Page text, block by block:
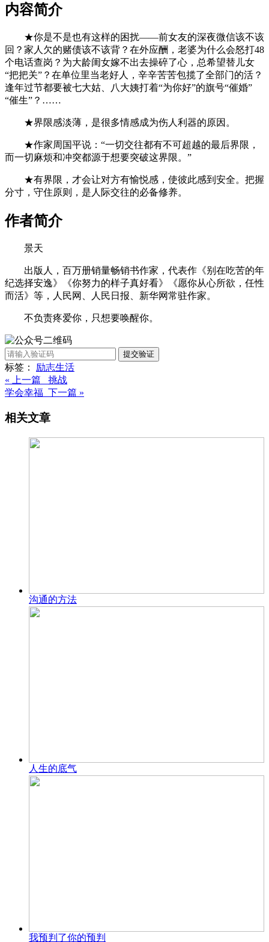
内容简介
★你是不是也有这样的困扰——前女友的深夜微信该不该
回？家人欠的赌债该不该背？在外应酬，老婆为什么会怒打48
个电话查岗？为大龄闺女嫁不出去操碎了心，总希望替儿女
“把把关”？在单位里当老好人，辛辛苦苦包揽了全部门的活？
逢年过节都要被七大姑、八大姨打着“为你好”的旗号“催婚”
“催生”？……
★界限感淡薄，是很多情感成为伤人利器的原因。
★作家周国平说：“一切交往都有不可超越的最后界限，
而一切麻烦和冲突都源于想要突破这界限。”
★有界限，才会让对方有愉悦感，使彼此感到安全。把握
分寸，守住原则，是人际交往的必备修养。
作者简介
景天
出版人，百万册销量畅销书作家，代表作《别在吃苦的年
纪选择安逸》《你努力的样子真好看》《愿你从心所欲，任性
而活》等，人民网、人民日报、新华网常驻作家。
不负责疼爱你，只想要唤醒你。
提交验证
标签： 励志生活
« 上一篇 挑战
学会幸福 下一篇 »
相关文章
沟通的方法
人生的底气
我预判了你的预判